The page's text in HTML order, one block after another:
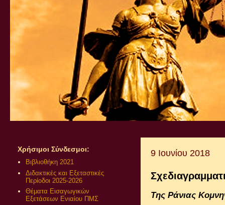
9 Ιουνίου 2018
Της Ράνιας
Χρήσιμοι Σύνδεσμοι:
Βιβλιοθήκη 2021
Διδακτικές και Εξεταστικές
Περίοδοι 2025-2026
Θέματα Εισαγωγικών
Εξετάσεων Ενιαίου ΠΜΣ